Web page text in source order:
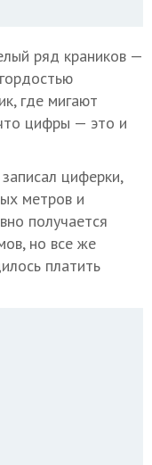
ряд краников —
где мигают
цифры — это и
циферки,
метров и
получается
но все же
платить